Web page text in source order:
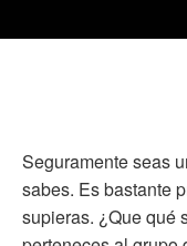
Seguramente seas
sabes. Es bastante
supieras. ¿Que qué